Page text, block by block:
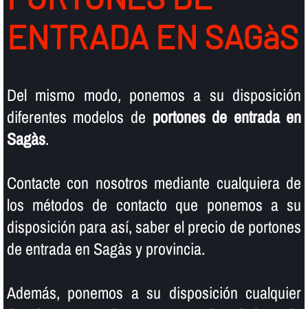
ENTRADA EN SAGàS
Del mismo modo, ponemos a su disposición
diferentes modelos de portones de entrada en
Sagàs.
Contacte con nosotros mediante cualquiera de
los métodos de contacto que ponemos a su
disposición para así­, saber el precio de portones
de entrada en Sagàs y provincia.
Además, ponemos a su disposición cualquier